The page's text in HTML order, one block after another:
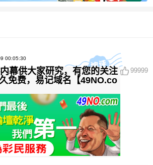
00:05:30
幕供大家研究，有您的关注
免费，易记域名【49NO.co
99999